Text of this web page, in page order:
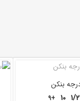
1/2
10
+9